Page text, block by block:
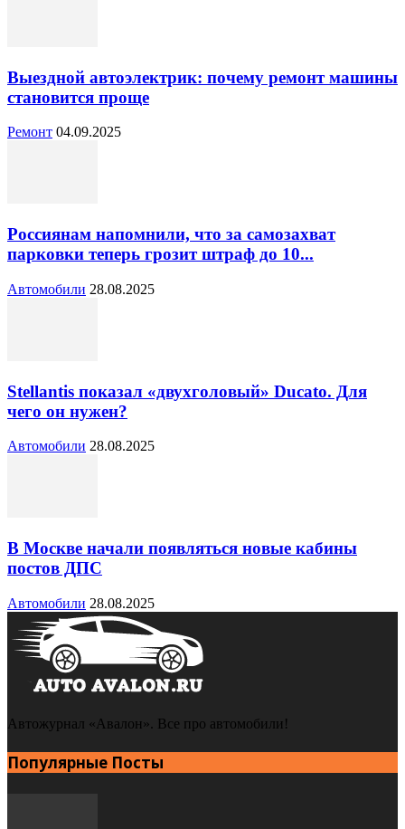
Выездной автоэлектрик: почему ремонт машины
становится проще
Ремонт 04.09.2025
Россиянам напомнили, что за самозахват
парковки теперь грозит штраф до 10...
Автомобили 28.08.2025
Stellantis показал «двухголовый» Ducato. Для
чего он нужен?
Автомобили 28.08.2025
В Москве начали появляться новые кабины
постов ДПС
Автомобили 28.08.2025
Автожурнал «Авалон». Все про автомобили!
Популярные Посты